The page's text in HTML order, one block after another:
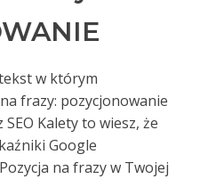
tekst w którym
frazy: pozycjonowanie
Kalety to wiesz, że
Google
na frazy w Twojej